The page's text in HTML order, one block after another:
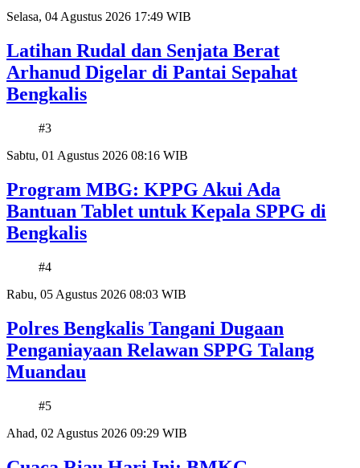
Selasa, 04 Agustus 2026 17:49 WIB
Latihan Rudal dan Senjata Berat
Arhanud Digelar di Pantai Sepahat
Bengkalis
#3
Sabtu, 01 Agustus 2026 08:16 WIB
Program MBG: KPPG Akui Ada
Bantuan Tablet untuk Kepala SPPG di
Bengkalis
#4
Rabu, 05 Agustus 2026 08:03 WIB
Polres Bengkalis Tangani Dugaan
Penganiayaan Relawan SPPG Talang
Muandau
#5
Ahad, 02 Agustus 2026 09:29 WIB